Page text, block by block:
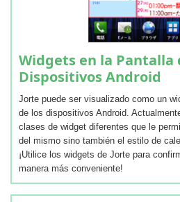
Widgets en la Pantalla
Dispositivos Android
Jorte puede ser visualizado como un
de los dispositivos Android.
clases de widget diferentes que le
del mismo sino también el estilo de
¡Utilice los widgets de Jorte para
manera más conveniente!